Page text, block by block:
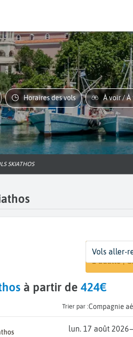
Horaires des vols À voir /
SKIATHOS
Départ
De...
Dates
Dates de
Voyageurs |
1 adulte |
Vols aller-
à partir de 424€
Trier par : Compagnie
lun. 17 août 2026